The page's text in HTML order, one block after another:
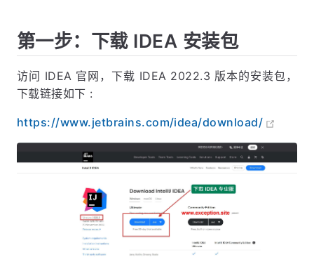
第一步：下载 IDEA 安装包
访问 IDEA 官网，下载 IDEA 2022.3 版本的安装包，
下载链接如下 :
https://www.jetbrains.com/idea/download/